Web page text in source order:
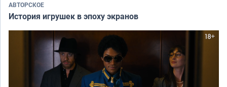
АВТОРСКОЕ
История игрушек в эпоху экранов